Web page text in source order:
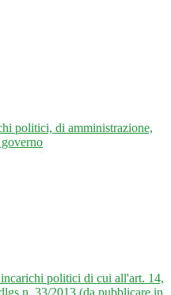
politici, di amministrazione,
politici di cui all'art. 14,